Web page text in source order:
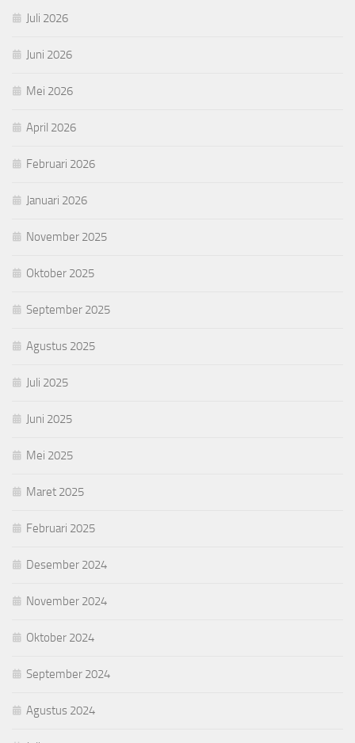
Juli 2026
Juni 2026
Mei 2026
April 2026
Februari 2026
Januari 2026
November 2025
Oktober 2025
September 2025
Agustus 2025
Juli 2025
Juni 2025
Mei 2025
Maret 2025
Februari 2025
Desember 2024
November 2024
Oktober 2024
September 2024
Agustus 2024